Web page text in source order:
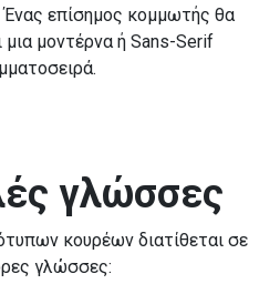
επίσημος κομμωτής θα
μια μοντέρνα ή Sans-Serif
γλώσσες
κουρέων διατίθεται σε
γλώσσες: